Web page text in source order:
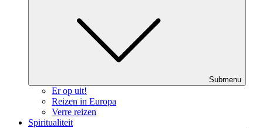
Submenu
Er op uit!
Reizen in Europa
Verre reizen
Spiritualiteit